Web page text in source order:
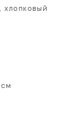
хлопковый